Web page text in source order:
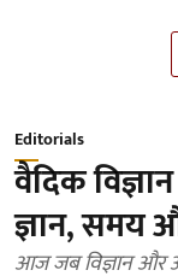
Editorials
वैदिक
ज्ञान, समय
आज जब विज्ञान और